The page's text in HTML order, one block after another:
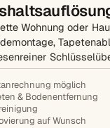
Wohnung oder
möglich
& Bodenentfernung
auf Wunsch